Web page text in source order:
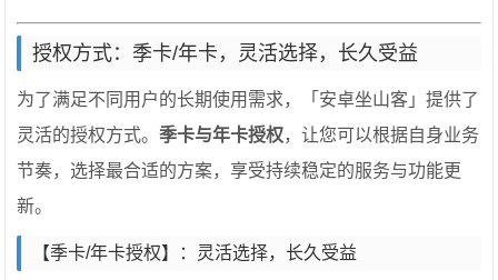
授权方式：季卡/年卡，灵活选择，长久受益
为了满足不同用户的长期使用需求，「安卓坐山客」提供了
灵活的授权方式。季卡与年卡授权，让您可以根据自身业务
节奏，选择最合适的方案，享受持续稳定的服务与功能更
新。
【季卡/年卡授权】：灵活选择，长久受益